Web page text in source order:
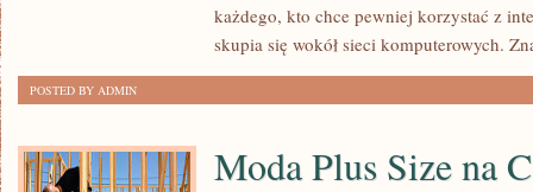
każdego, kto chce pewniej korzystać z
skupia się wokół sieci komputerowych.
POSTED BY ADMIN
Moda Plus Size na